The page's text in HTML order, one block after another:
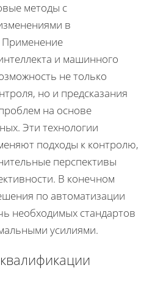
методы с
в
Применение
и машинного
не только
но и предсказания
на основе
Эти технологии
подходы к контролю,
перспективы
В конечном
по автоматизации
необходимых стандартов
усилиями.